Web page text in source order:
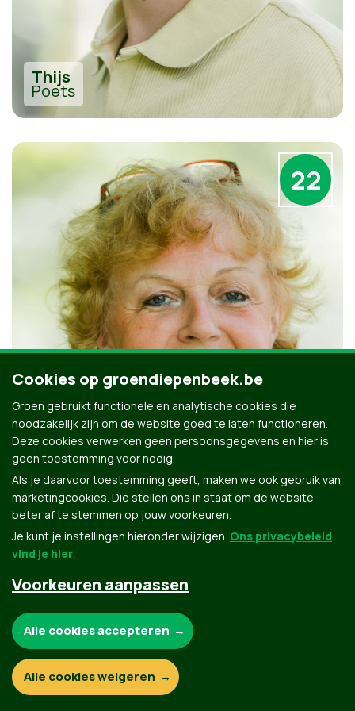
Thijs
Poets
22
Marleen
Smeers
Cookies op groendiepenbeek.be
Groen gebruikt functionele en analytische cookies die
noodzakelijk zijn om de website goed te laten functioneren.
Deze cookies verwerken geen persoonsgegevens en hier is
geen toestemming voor nodig.
Als je daarvoor toestemming geeft, maken we ook gebruik van
marketingcookies. Die stellen ons in staat om de website
beter af te stemmen op jouw voorkeuren.
Je kunt je instellingen hieronder wijzigen. Ons privacybeleid
vind je hier.
Voorkeuren aanpassen
Functionele en analytische cookies:
Alle cookies accepteren
Alle cookies weigeren